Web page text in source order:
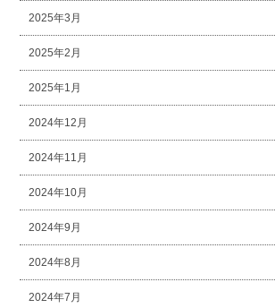
2025年3月
2025年2月
2025年1月
2024年12月
2024年11月
2024年10月
2024年9月
2024年8月
2024年7月